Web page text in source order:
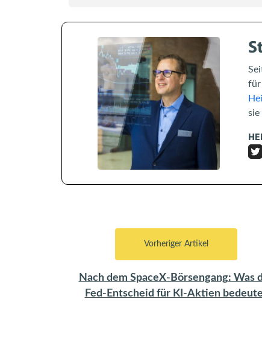
für
sie
Vorheriger Artikel
Nach dem SpaceX-Börsengang: Was
Fed-Entscheid für KI-Aktien